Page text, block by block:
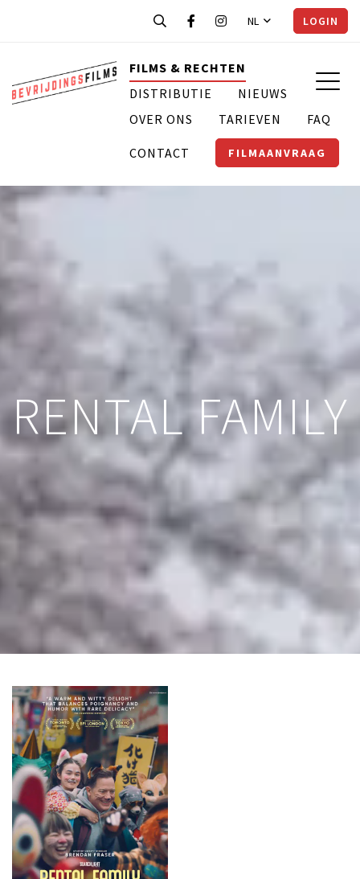
NL LOGIN
FILMS & RECHTEN
DISTRIBUTIE
NIEUWS
OVER ONS
TARIEVEN FAQ
CONTACT FILMAANVRAAG
RENTAL FAMILY